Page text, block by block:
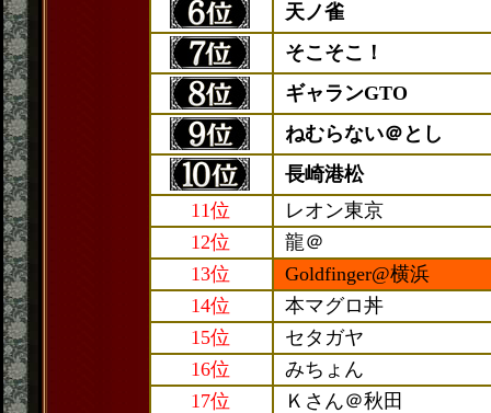
天ノ雀
そこそこ！
ギャランGTO
ねむらない＠とし
長崎港松
11位
レオン東京
12位
龍＠
13位
Goldfinger@横浜
14位
本マグロ丼
15位
セタガヤ
16位
みちょん
17位
Ｋさん＠秋田